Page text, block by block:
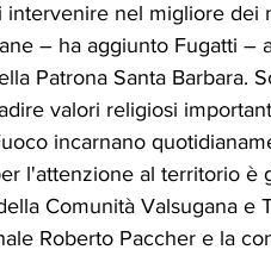
intervenire nel migliore
– ha aggiunto Fugatti
Patrona Santa Barbara.
valori religiosi
incarnano
l'attenzione al territorio
Comunità Valsugana
Roberto Paccher e la